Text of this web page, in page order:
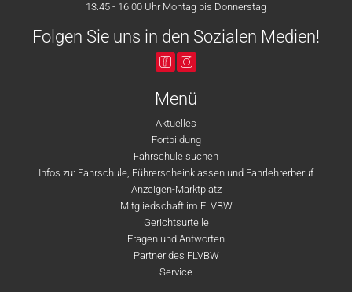
13.45 - 16.00 Uhr Montag bis Donnerstag
Folgen Sie uns in den Sozialen Medien!
Menü
Aktuelles
Fortbildung
Fahrschule suchen
Infos zu: Fahrschule, Führerscheinklassen und Fahrlehrerberuf
Anzeigen-Marktplatz
Mitgliedschaft im FLVBW
Gerichtsurteile
Fragen und Antworten
Partner des FLVBW
Service